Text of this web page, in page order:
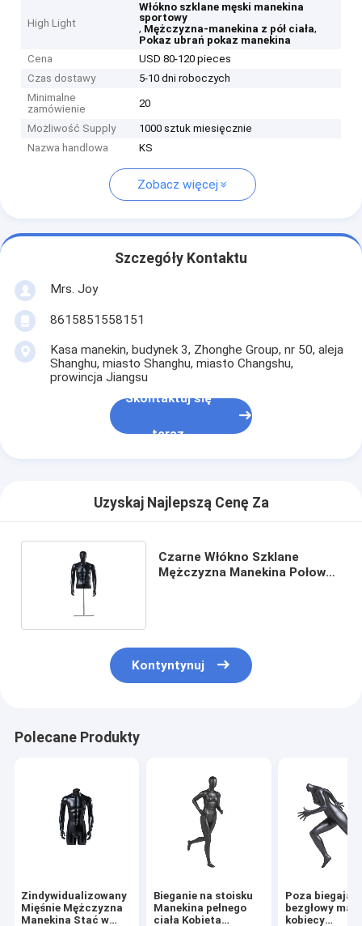
High Light
Włókno szklane męski manekina
sportowy
, Mężczyzna-manekina z pół ciała,
Pokaz ubrań pokaz manekina
Cena
USD 80-120 pieces
Czas dostawy
5-10 dni roboczych
Minimalne
zamówienie
20
Możliwość Supply
1000 sztuk miesięcznie
Nazwa handlowa
KS
Zobacz więcej
Szczegóły Kontaktu
Mrs. Joy
8615851558151
Kasa manekin, budynek 3, Zhonghe Group, nr 50, aleja
Shanghu, miasto Shanghu, miasto Changshu,
prowincja Jiangsu
Skontaktuj się
teraz
Uzyskaj Najlepszą Cenę Za
Czarne Włókno Szklane
Mężczyzna Manekina Połowa
Kontyntynuj
Polecane Produkty
Zindywidualizowany
Mięśnie Mężczyzna
Manekina Stać w
Bieganie na stoisku
Manekina pełnego
ciała Kobieta
Poza
bezgłowy
kobiecy